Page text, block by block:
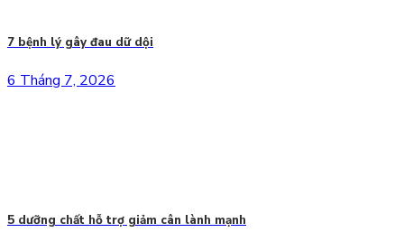
7 bệnh lý gây đau dữ dội
6 Tháng 7, 2026
5 dưỡng chất hỗ trợ giảm cân lành mạnh